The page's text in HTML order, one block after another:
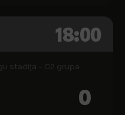
18:00
stadija - C2 grupa
0